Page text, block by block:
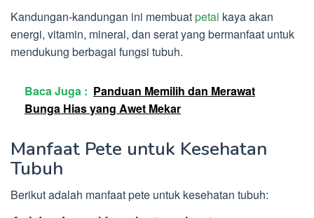
Kandungan-kandungan ini membuatpetai kaya akan
energi, vitamin, mineral, dan serat yang bermanfaat untuk
mendukung berbagai fungsi tubuh.
Baca Juga : Panduan Memilih dan Merawat
Bunga Hias yang Awet Mekar
Manfaat Pete untuk Kesehatan
Tubuh
Berikut adalah manfaat pete untuk kesehatan tubuh: